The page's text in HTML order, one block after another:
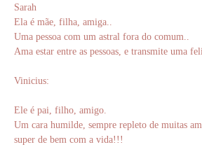
Sarah
Ela é mãe, filha, amiga..
Uma pessoa com um astral fora do comum..
Ama estar entre as pessoas, e transmite uma
Vinicius:
Ele é pai, filho, amigo.
Um cara humilde, sempre repleto de muitas
super de bem com a vida!!!